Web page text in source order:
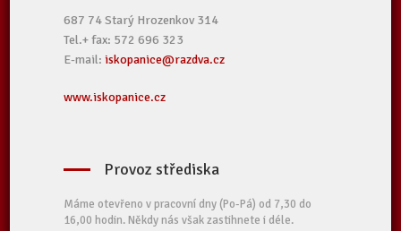
687 74 Starý Hrozenkov 314
Tel.+ fax: 572 696 323
E-mail:iskopanice@razdva.cz
www.iskopanice.cz
Provoz střediska
Máme otevřeno v pracovní dny (Po-Pá) od 7,30 do
16,00 hodin. Někdy nás však zastihnete i déle.